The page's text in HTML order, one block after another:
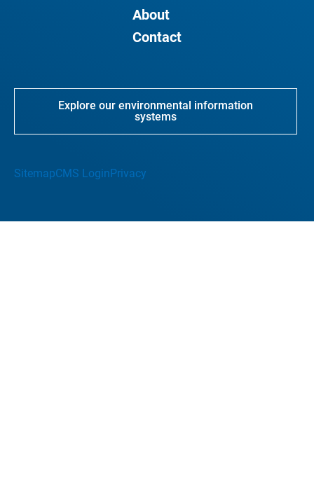
About
Contact
Explore our environmental information
systems
SitemapCMS Login Privacy